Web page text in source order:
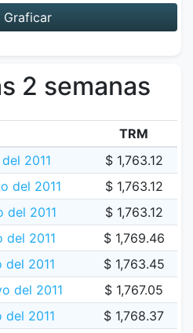
Graficar
2 semanas
TRM
2011
$ 1,763.12
del 2011
$ 1,763.12
del 2011
$ 1,763.12
del 2011
$ 1,769.46
del 2011
$ 1,763.45
del 2011
$ 1,767.05
2011
$ 1,768.37